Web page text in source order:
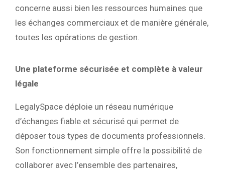
concerne aussi bien les ressources humaines que
les échanges commerciaux et de manière générale,
toutes les opérations de gestion.
Une plateforme sécurisée et complète à valeur
légale
LegalySpace déploie un réseau numérique
d’échanges fiable et sécurisé qui permet de
déposer tous types de documents professionnels.
Son fonctionnement simple offre la possibilité de
collaborer avec l’ensemble des partenaires,